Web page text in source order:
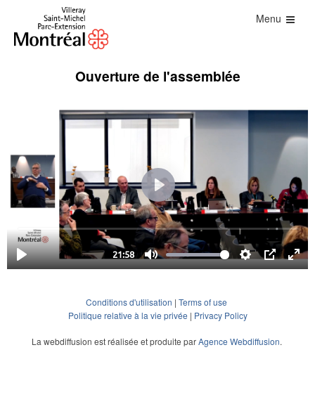
Menu
Ouverture de l'assemblée
Conditions d'utilisation | Terms of use
Politique relative à la vie privée | Privacy Policy
La webdiffusion est réalisée et produite parAgence Webdiffusion.